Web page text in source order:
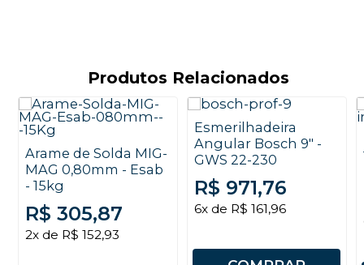
Produtos Relacionados
Arame de Solda MIG-
MAG 0,80mm - Esab
- 15kg
R$ 305,87
2x de R$ 152,93
Esmerilhadeira
Angular Bosch 9" -
GWS 22-230
R$ 971,76
6x de R$ 161,96